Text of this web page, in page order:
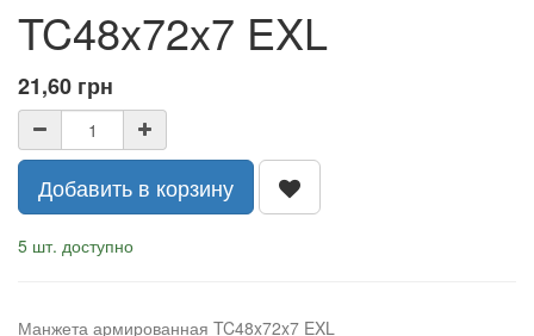
TC48x72x7 EXL
21,60 грн
Добавить в корзину
5 шт. доступно
Манжета армированная TC48x72x7 EXL